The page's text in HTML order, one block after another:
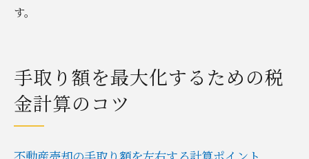
す。
手取り額を最大化するための税
金計算のコツ